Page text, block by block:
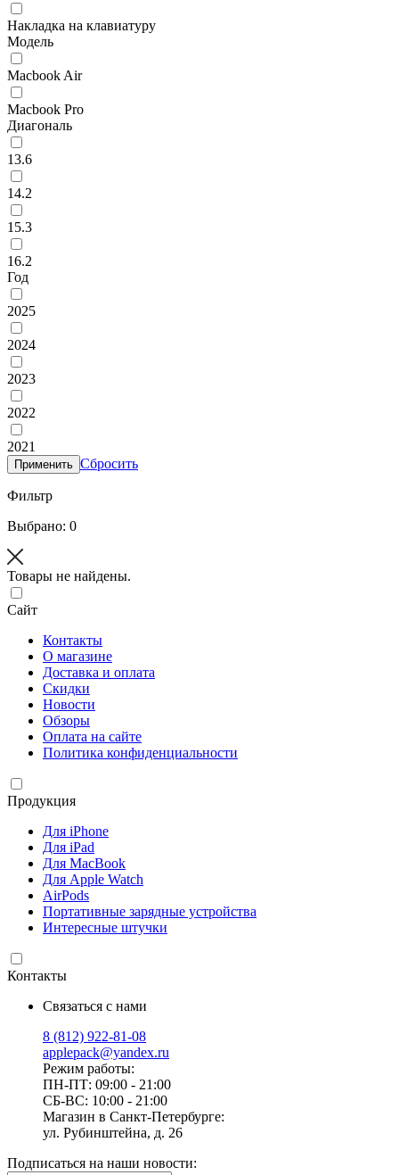
Накладка на клавиатуру
Модель
Macbook Air
Macbook Pro
Диагональ
13.6
14.2
15.3
16.2
Год
2025
2024
2023
2022
2021
Применить Сбросить
Фильтр
Выбрано: 0
Товары не найдены.
Сайт
Контакты
О магазине
Доставка и оплата
Скидки
Новости
Обзоры
Оплата на сайте
Политика конфиденциальности
Продукция
Для iPhone
Для iPad
Для MacBook
Для Apple Watch
AirPods
Портативные зарядные устройства
Интересные штучки
Контакты
Связаться с нами
8 (812) 922-81-08
applepack@yandex.ru
Режим работы:
ПН-ПТ: 09:00 - 21:00
СБ-ВС: 10:00 - 21:00
Магазин в Санкт-Петербурге:
ул. Рубинштейна, д. 26
Подписаться на наши новости: